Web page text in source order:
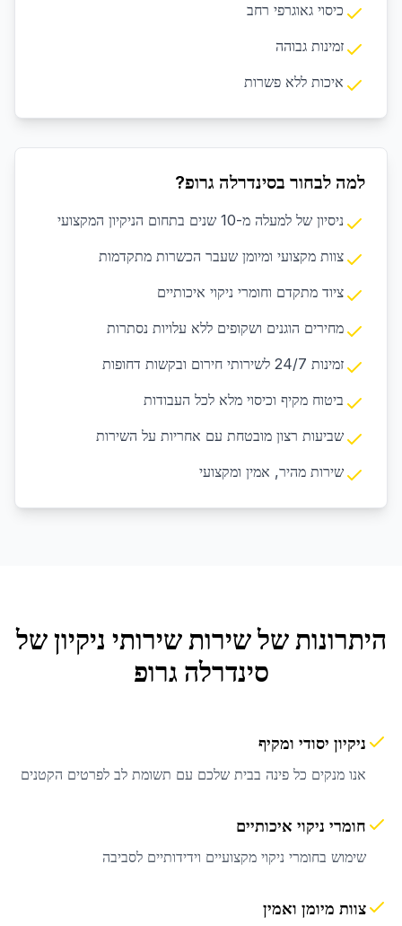
כיסוי גאוגרפי רחב
זמינות גבוהה
איכות ללא פשרות
למה לבחור בסינדרלה גרופ?
ניסיון של למעלה מ-10 שנים בתחום הניקיון המקצועי
צוות מקצועי ומיומן שעבר הכשרות מתקדמות
ציוד מתקדם וחומרי ניקוי איכותיים
מחירים הוגנים ושקופים ללא עלויות נסתרות
זמינות 24/7 לשירותי חירום ובקשות דחופות
ביטוח מקיף וכיסוי מלא לכל העבודות
שביעות רצון מובטחת עם אחריות על השירות
שירות מהיר, אמין ומקצועי
היתרונות של שירותשירותי ניקיוןשל
סינדרלה גרופ
ניקיון יסודי ומקיף
אנו מנקים כל פינה בבית שלכם עם תשומת לב לפרטים הקטנים
חומרי ניקוי איכותיים
שימוש בחומרי ניקוי מקצועיים וידידותיים לסביבה
צוות מיומן ואמין